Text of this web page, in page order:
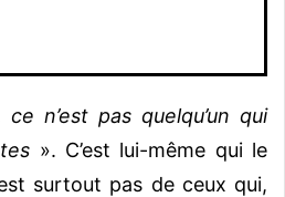
ce n’est pas quelqu’un qui
». C’est lui-même qui le
surtout pas de ceux qui,